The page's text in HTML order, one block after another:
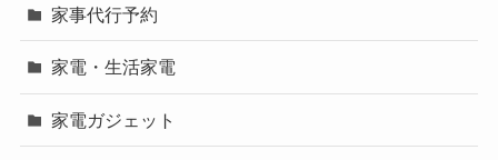
家事代行予約
家電・生活家電
家電ガジェット